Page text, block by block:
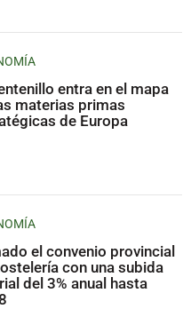
entra en el mapa
materias primas
de Europa
el convenio provincial
con una subida
del 3% anual hasta